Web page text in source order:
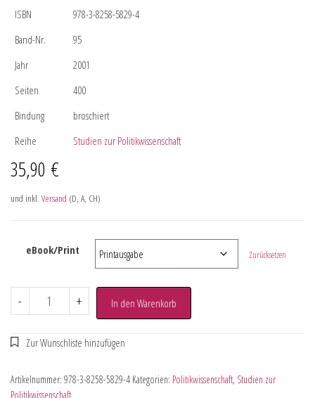
ISBN
978-3-8258-5829-4
Band-Nr.
95
Jahr
2001
Seiten
400
Bindung
broschiert
Reihe
Studien zur Politikwissenschaft
35,90 €
und inkl. Versand (D, A, CH)
eBook/Print Zurücksetzen
- + In den Warenkorb
Artikelnummer: 978-3-8258-5829-4 Kategorien: Politikwissenschaft, Studien zur
Politikwissenschaft